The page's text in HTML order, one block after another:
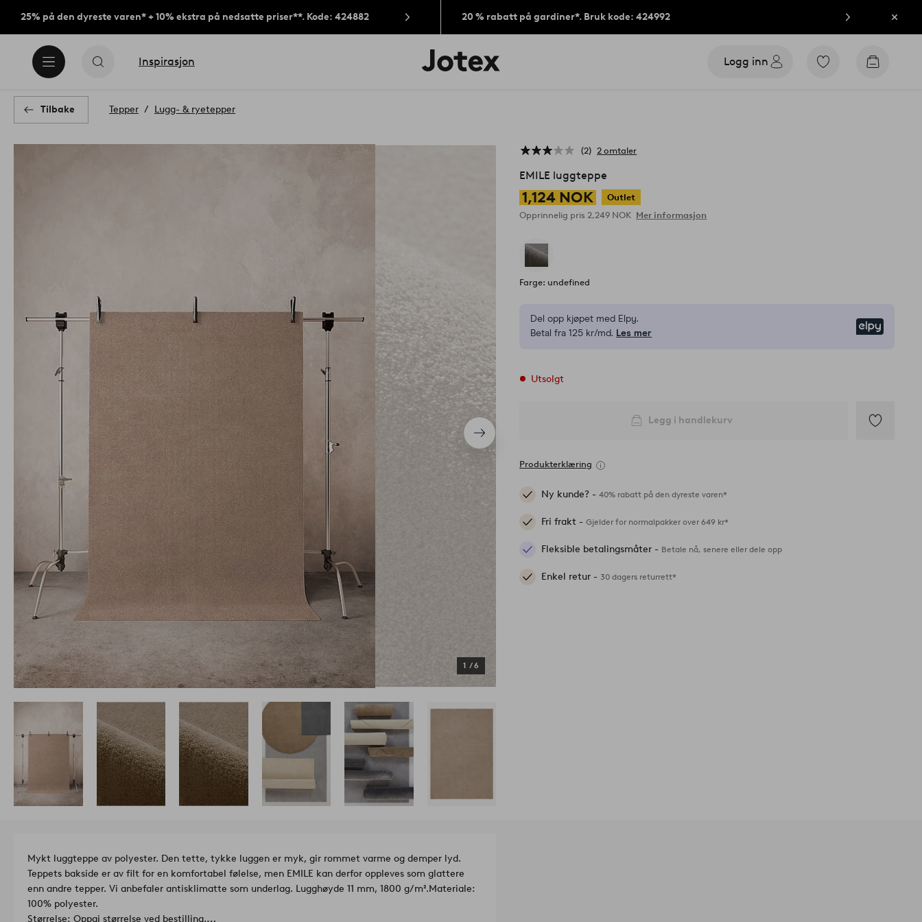
25% på den dyreste varen* + 10% ekstra på nedsatte priser**. Kode: 424882 20 % rabatt på gardiner*. Bruk kode: 424992 Lukk
Inspirasjon
Jotex’
logo
Logg inn
Gå
Gå
Tilbake Tepper Lugg- & ryetepper
Neste
produkt
1 /6
2 2 omtaler
EMILE luggteppe
1,124 NOK
Outlet
Opprinnelig pris 2,249 NOK Mer informasjon
Farge: undefined
Del opp kjøpet med Elpy.
Betal fra 125 kr/md. Les mer
Utsolgt
Legg i handlekurv
Produkterklæring
Ny kunde? -40% rabatt på den dyreste varen*
Fri frakt -Gjelder for normalpakker over 649 kr*
Fleksible betalingsmåter - Betale nå, senere eller dele opp
Enkel retur -30 dagers returrett*
Mykt luggteppe av polyester. Den tette, tykke luggen er myk, gir rommet varme og demper lyd.
Teppets bakside er av filt for en komfortabel følelse, men EMILE kan derfor oppleves som glattere
enn andre tepper. Vi anbefaler antisklimatte som underlag. Lugghøyde 11 mm, 1800 g/m².Materiale:
100% polyester.
Størrelse: Oppgi størrelse ved bestilling.